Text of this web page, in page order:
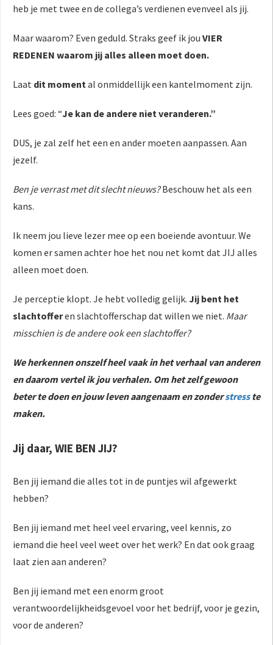
heb je met twee en de collega’s verdienen evenveel als jij.
Maar waarom? Even geduld. Straks geef ik jou VIER
REDENEN waarom jij alles alleen moet doen.
Laat dit moment al onmiddellijk een kantelmoment zijn.
Lees goed: “Je kan de andere niet veranderen.”
DUS, je zal zelf het een en ander moeten aanpassen. Aan
jezelf.
Ben je verrast met dit slecht nieuws?Beschouw het als een
kans.
Ik neem jou lieve lezer mee op een boeiende avontuur. We
komen er samen achter hoe het nou net komt dat JIJ alles
alleen moet doen.
Je perceptie klopt. Je hebt volledig gelijk. Jij bent het
slachtofferen slachtofferschap dat willen we niet. Maar
misschien is de andere ook een slachtoffer?
We herkennen onszelf heel vaak in het verhaal van anderen
en daarom vertel ik jou verhalen. Om het zelf gewoon
beter te doen en jouw leven aangenaam en zonderstresste
maken.
Jij daar, WIE BEN JIJ?
Ben jij iemand die alles tot in de puntjes wil afgewerkt
hebben?
Ben jij iemand met heel veel ervaring, veel kennis, zo
iemand die heel veel weet over het werk? En dat ook graag
laat zien aan anderen?
Ben jij iemand met een enorm groot
verantwoordelijkheidsgevoel voor het bedrijf, voor je gezin,
voor de anderen?